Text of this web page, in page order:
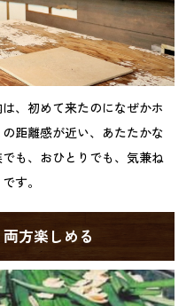
、初めて来たのになぜかホ
距離感が近い、あたたかな
も、おひとりでも、気兼ね
す。
方楽しめる